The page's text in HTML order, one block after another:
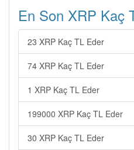
En Son XRP Kaç
23 XRP Kaç TL Eder
74 XRP Kaç TL Eder
1 XRP Kaç TL Eder
199000 XRP Kaç TL Eder
30 XRP Kaç TL Eder